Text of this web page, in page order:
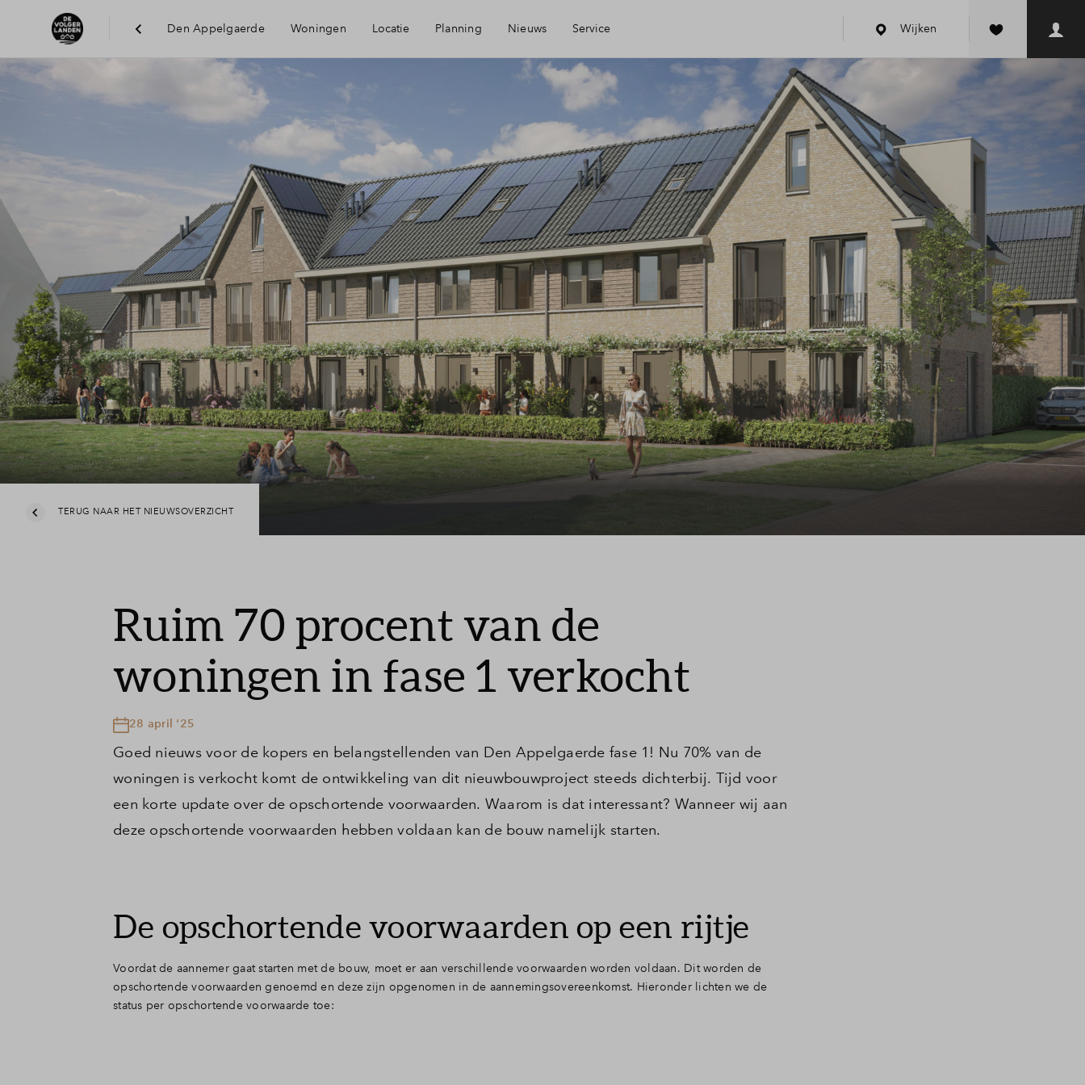
Den Appelgaerde Woningen Locatie
Bereikbaarheid
Voorzieningen
Duurzaamheid
Hendrik-Ido-Ambacht
Planning Nieuws Service
Mijn Eigen Huis
Financiele check
Financiering
Woning kopen
Veelgestelde vragen
Toewijzing
Contact
Wijken
TERUG NAAR HET NIEUWSOVERZICHT
Ruim 70 procent van de
woningen in fase 1 verkocht
28 april '25
Goed nieuws voor de kopers en belangstellenden van Den Appelgaerde fase 1! Nu 70% van de
woningen is verkocht komt de ontwikkeling van dit nieuwbouwproject steeds dichterbij. Tijd voor
een korte update over de opschortende voorwaarden. Waarom is dat interessant? Wanneer wij aan
deze opschortende voorwaarden hebben voldaan kan de bouw namelijk starten.
De opschortende voorwaarden op een rijtje
Voordat de aannemer gaat starten met de bouw, moet er aan verschillende voorwaarden worden voldaan. Dit worden de
opschortende voorwaarden genoemd en deze zijn opgenomen in de aannemingsovereenkomst. Hieronder lichten we de
status per opschortende voorwaarde toe: